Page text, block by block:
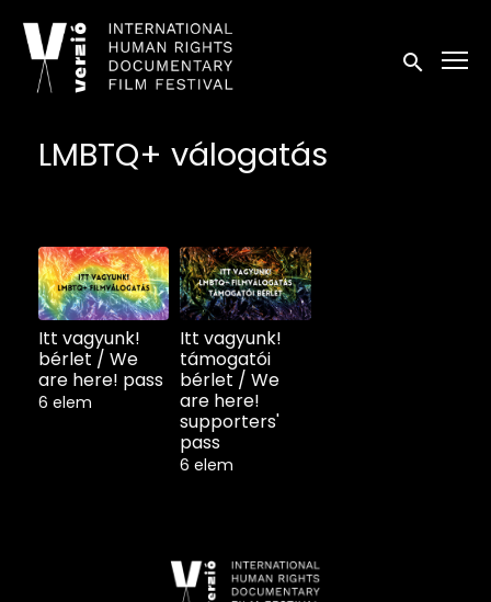
Kisegítő lehetőségek linkek
Keresés
LMBTQ+ válogatás
Itt vagyunk!
bérlet / We
are here! pass
6 elem
Itt vagyunk!
támogatói
bérlet / We
are here!
supporters'
pass
6 elem